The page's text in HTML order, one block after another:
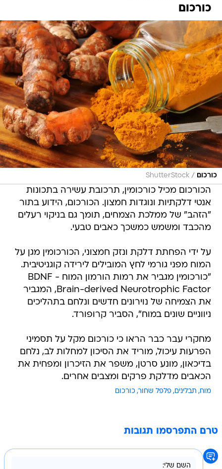
כורכום
כורכום /
ShutterStock
הכורכום מכיל כורכומין, תרכובת עשירה בתכונות
אנטי דלקתיות ונוגדות חמצון. הכורכום, הידוע בתור
"הזהב" של ממלכת הצמחים, תומך גם בניקוי רעלים
מהכבד ומשמש כמשכך כאבים טבעי.
על ידי הפחתת דלקת ונזק חמצוני, הכורכומין מגן על
המוח מפני גורמי לחץ המובילים לירידה קוגניטיבית.
"כורכומין מגביר את רמות הורמון המוח BDNF -
Brain-derived Neurotrophic Factor, המגביר
את הצמיחה של נוירונים חדשים ונלחם בתהליכים
ניווניים שונים במוח", הסביר קרופורד.
מחקרי עבר כבר הראו כי כורכום מקל על תסמיני
הפרעות עיכול, מוריד את הסיכון למחלות לב, נלחם
בדיכאון, מונע סרטן, משפר את הזיכרון ומפחית את
הכאבים מדלקת פרקים ומצבים אחרים.
מוח תבלינים פלפל שחור כורכום
טרם התפרסמו תגובות